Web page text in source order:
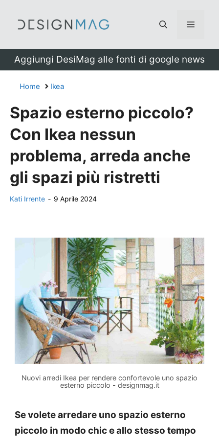
Menu
Aggiungi DesiMag alle fonti di google news
Home Ikea
Spazio esterno piccolo?
Con Ikea nessun
problema, arreda anche
gli spazi più ristretti
Kati Irrente - 9 Aprile 2024
Nuovi arredi Ikea per rendere confortevole uno spazio
esterno piccolo - designmag.it
Se volete arredare uno spazio esterno
piccolo in modo chic e allo stesso tempo